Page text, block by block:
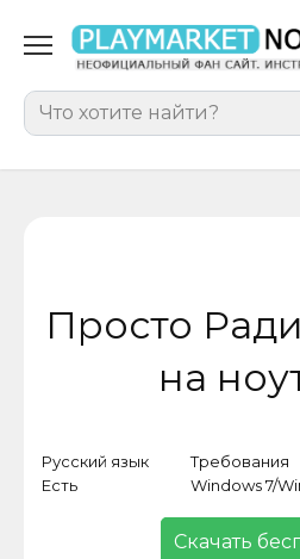
содержанию
for:
Просто
на
Русский язык
Есть
Требования
Windows 7/
Скачать